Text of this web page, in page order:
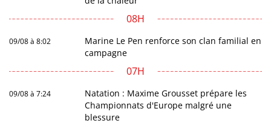
08H
09/08 à 8:02
Marine Le Pen renforce son clan familial en
campagne
07H
09/08 à 7:24
Natation : Maxime Grousset prépare les
Championnats d'Europe malgré une
blessure